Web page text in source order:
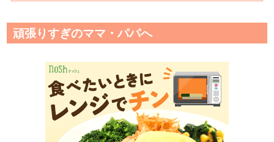
頑張りすぎのママ・パパへ